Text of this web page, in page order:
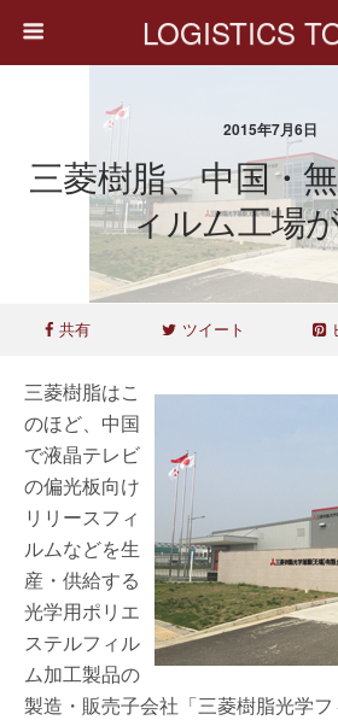
LOGISTICS
2015年7月6日
三菱樹脂、中国・
ィルム工場
共有 ツイート
三菱樹脂はこ
のほど、中国
で液晶テレビ
の偏光板向け
リリースフィ
ルムなどを生
産・供給する
光学用ポリエ
ステルフィル
ム加工製品の
製造・販売子会社「三菱樹脂光学フ